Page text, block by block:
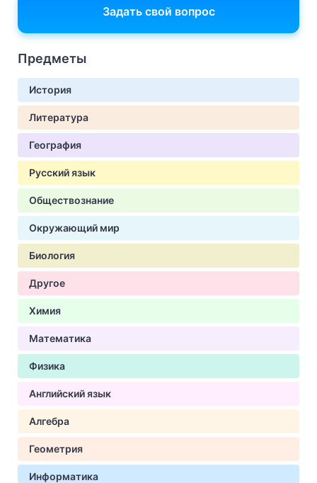
Задать свой вопрос
Предметы
История
Литература
География
Русский язык
Обществознание
Окружающий мир
Биология
Другое
Химия
Математика
Физика
Английский язык
Алгебра
Геометрия
Информатика